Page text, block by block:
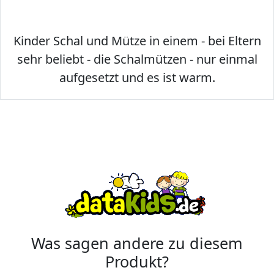
Kinder Schal und Mütze in einem - bei Eltern
sehr beliebt - die Schalmützen - nur einmal
aufgesetzt und es ist warm.
Was sagen andere zu diesem
Produkt?